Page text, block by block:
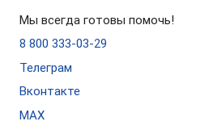
Мы всегда готовы помочь!
8 800 333-03-29
Телеграм
Вконтакте
MAX